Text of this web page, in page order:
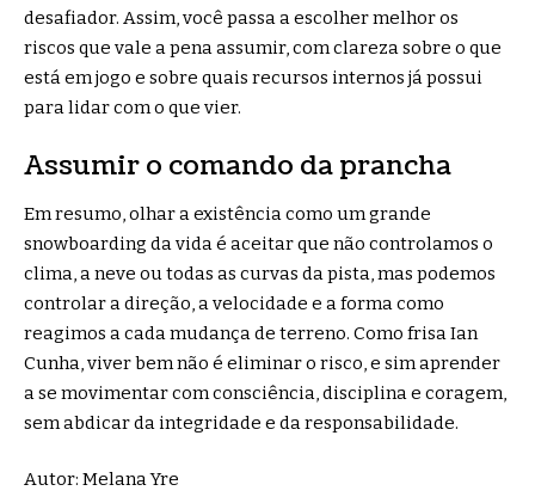
desafiador. Assim, você passa a escolher melhor os
riscos que vale a pena assumir, com clareza sobre o que
está em jogo e sobre quais recursos internos já possui
para lidar com o que vier.
Assumir o comando da prancha
Em resumo, olhar a existência como um grande
snowboarding da vida é aceitar que não controlamos o
clima, a neve ou todas as curvas da pista, mas podemos
controlar a direção, a velocidade e a forma como
reagimos a cada mudança de terreno. Como frisa Ian
Cunha, viver bem não é eliminar o risco, e sim aprender
a se movimentar com consciência, disciplina e coragem,
sem abdicar da integridade e da responsabilidade.
Autor: Melana Yre